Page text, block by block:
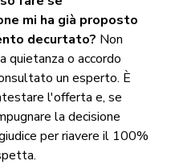
mi ha già proposto
decurtato? Non
quietanza o accordo
un esperto. È
l'offerta e, se
la decisione
per riavere il 100%